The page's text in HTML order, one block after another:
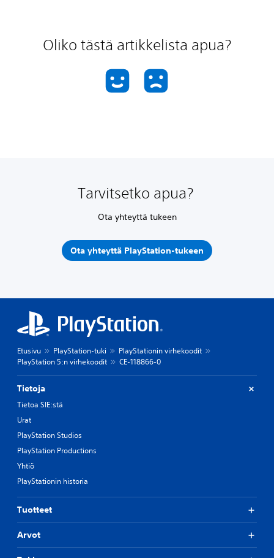
Oliko tästä artikkelista apua?
Tarvitsetko apua?
Ota yhteyttä tukeen
Ota yhteyttä PlayStation-tukeen
Etusivu PlayStation-tuki
PlayStationin virhekoodit
PlayStation 5:n virhekoodit
CE-118866-0
Tietoja
Tietoa SIE:stä
Urat
PlayStation Studios
PlayStation Productions
Yhtiö
PlayStationin historia
Tuotteet
Arvot